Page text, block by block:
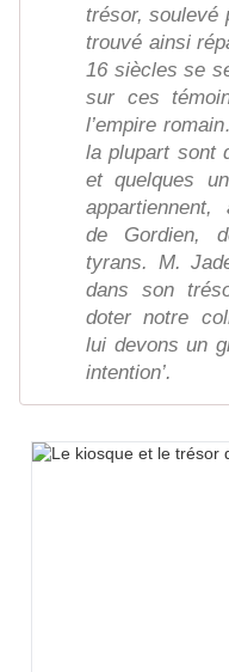
trésor, soulevé
trouvé ainsi
16 siècles se
sur ces
l’empire
la plupart sont
et quelques
de Gordien,
tyrans. M.
dans son
doter notre
lui devons un
intention’.